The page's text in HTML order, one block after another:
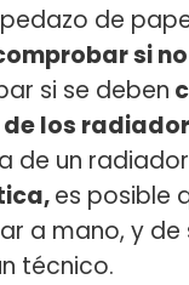
de
si
si se deben
los
de un
es posible
a mano, y de
técnico.